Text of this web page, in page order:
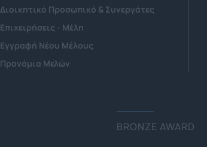
Διοικητικό Προσωπικό & Συνεργάτες
Επιχειρήσεις - Μέλη
Εγγραφή Νέου Μέλους
Προνόμια Μελών
BRONZE AWARD